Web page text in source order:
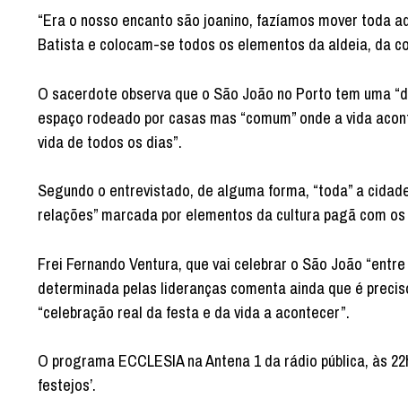
“Era o nosso encanto são joanino, fazíamos mover toda
Batista e colocam-se todos os elementos da aldeia, da
O sacerdote observa que o São João no Porto tem uma
espaço rodeado por casas mas “comum” onde a vida
vida de todos os dias”.
Segundo o entrevistado, de alguma forma, “toda” a
relações” marcada por elementos da cultura pagã com
Frei Fernando Ventura, que vai celebrar o São João
determinada pelas lideranças comenta ainda que é
“celebração real da festa e da vida a acontecer”.
O programa ECCLESIA na Antena 1 da rádio pública, às
festejos’.